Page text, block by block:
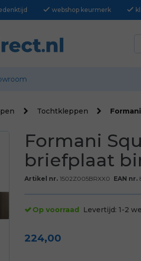
check webshop keurmerk check
Tochtkleppen
Formani
briefplaat
Artikel nr. 1502Z005BRXX0 EAN nr.
Op voorraad Levertijd: 1-2
224,00